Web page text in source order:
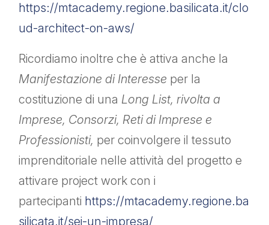
https://mtacademy.regione.basilicata.it/clo
ud-architect-on-aws/
Ricordiamo inoltre che è attiva anche la
Manifestazione di Interesse per la
costituzione di una Long List, rivolta a
Imprese, Consorzi, Reti di Imprese e
Professionisti, per coinvolgere il tessuto
imprenditoriale nelle attività del progetto e
attivare project work con i
partecipanti https://mtacademy.regione.ba
silicata.it/sei-un-impresa/